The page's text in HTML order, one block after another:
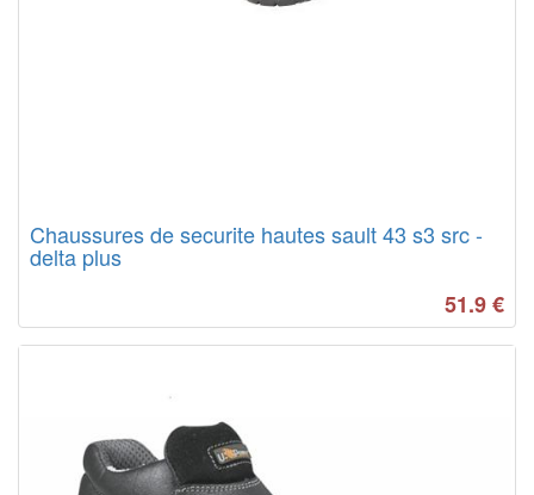
Chaussures de securite hautes sault 43 s3 src -
delta plus
51.9€